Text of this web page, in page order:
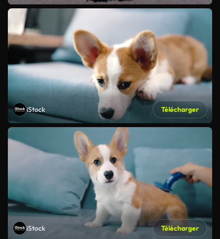
iStock Télécharger
iStock Télécharger